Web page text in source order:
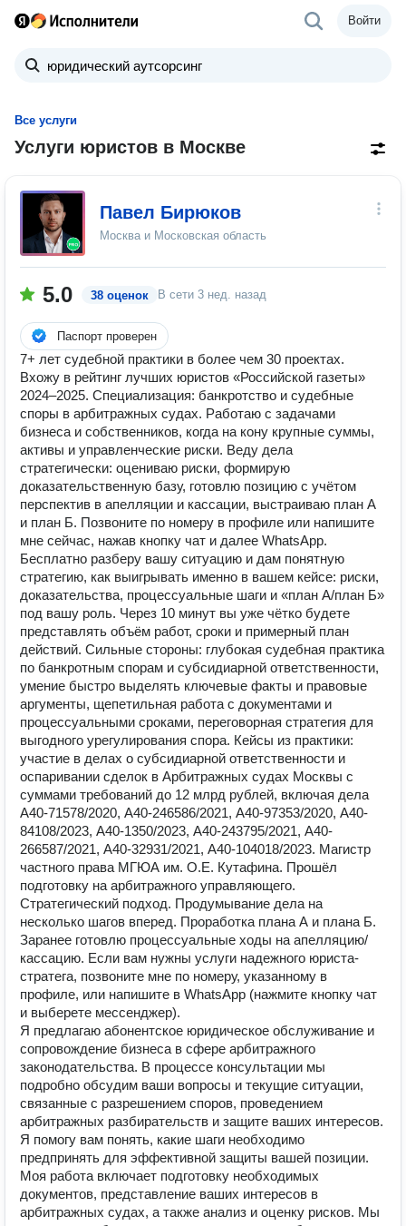
Войти
Все услуги
Услуги юристов в Москве
Павел Бирюков
Москва и Московская область
5.0 38 оценок В сети 3 нед. назад
Паспорт проверен
7+ лет судебной практики в более чем 30 проектах.
Вхожу в рейтинг лучших юристов «Российской газеты»
2024–2025. Специализация: банкротство и судебные
споры в арбитражных судах. Работаю с задачами
бизнеса и собственников, когда на кону крупные суммы,
активы и управленческие риски. Веду дела
стратегически: оцениваю риски, формирую
доказательственную базу, готовлю позицию с учётом
перспектив в апелляции и кассации, выстраиваю план А
и план Б. Позвоните по номеру в профиле или напишите
мне сейчас, нажав кнопку чат и далее WhatsApp.
Бесплатно разберу вашу ситуацию и дам понятную
стратегию, как выигрывать именно в вашем кейсе: риски,
доказательства, процессуальные шаги и «план А/план Б»
под вашу роль. Через 10 минут вы уже чётко будете
представлять объём работ, сроки и примерный план
действий. Сильные стороны: глубокая судебная практика
по банкротным спорам и субсидиарной ответственности,
умение быстро выделять ключевые факты и правовые
аргументы, щепетильная работа с документами и
процессуальными сроками, переговорная стратегия для
выгодного урегулирования спора. Кейсы из практики:
участие в делах о субсидиарной ответственности и
оспаривании сделок в Арбитражных судах Москвы с
суммами требований до 12 млрд рублей, включая дела
А40-71578/2020, А40-246586/2021, А40-97353/2020, А40-
84108/2023, А40-1350/2023, А40-243795/2021, А40-
266587/2021, А40-32931/2021, А40-104018/2023. Магистр
частного права МГЮА им. О.Е. Кутафина. Прошёл
подготовку на арбитражного управляющего.
Стратегический подход. Продумывание дела на
несколько шагов вперед. Проработка плана А и плана Б.
Заранее готовлю процессуальные ходы на апелляцию/
кассацию. Если вам нужны услуги надежного юриста-
стратега, позвоните мне по номеру, указанному в
профиле, или напишите в WhatsApp (нажмите кнопку чат
и выберете мессенджер).
Я предлагаю абонентское юридическое обслуживание и
сопровождение бизнеса в сфере арбитражного
законодательства. В процессе консультации мы
подробно обсудим ваши вопросы и текущие ситуации,
связанные с разрешением споров, проведением
арбитражных разбирательств и защите ваших интересов.
Я помогу вам понять, какие шаги необходимо
предпринять для эффективной защиты вашей позиции.
Моя работа включает подготовку необходимых
документов, представление ваших интересов в
арбитражных судах, а также анализ и оценку рисков. Мы